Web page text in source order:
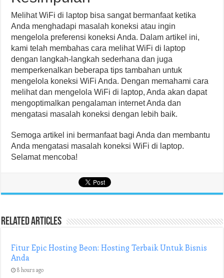
Melihat WiFi di laptop bisa sangat bermanfaat ketika
Anda menghadapi masalah koneksi atau ingin
mengelola preferensi koneksi Anda. Dalam artikel ini,
kami telah membahas cara melihat WiFi di laptop
dengan langkah-langkah sederhana dan juga
memperkenalkan beberapa tips tambahan untuk
mengelola koneksi WiFi Anda. Dengan memahami cara
melihat dan mengelola WiFi di laptop, Anda akan dapat
mengoptimalkan pengalaman internet Anda dan
mengatasi masalah koneksi dengan lebih baik.
Semoga artikel ini bermanfaat bagi Anda dan membantu
Anda mengatasi masalah koneksi WiFi di laptop.
Selamat mencoba!
Related Articles
Fitur Epic Hosting Beon: Hosting Terbaik Untuk Bisnis
Anda
8 hours ago